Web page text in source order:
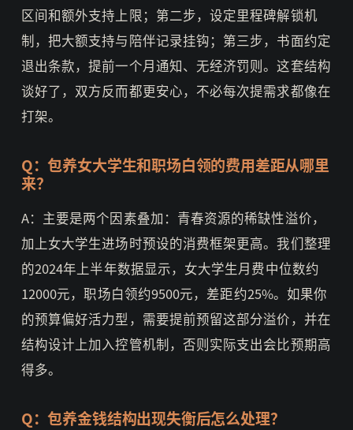
区间和额外支持上限；第二步，设定里程碑解锁机
制，把大额支持与陪伴记录挂钩；第三步，书面约定
退出条款，提前一个月通知、无经济罚则。这套结构
谈好了，双方反而都更安心，不必每次提需求都像在
打架。
Q：包养女大学生和职场白领的费用差距从哪里
来？
A：主要是两个因素叠加：青春资源的稀缺性溢价，
加上女大学生进场时预设的消费框架更高。我们整理
的2024年上半年数据显示，女大学生月费中位数约
12000元，职场白领约9500元，差距约25%。如果你
的预算偏好活力型，需要提前预留这部分溢价，并在
结构设计上加入控管机制，否则实际支出会比预期高
得多。
Q：包养金钱结构出现失衡后怎么处理？